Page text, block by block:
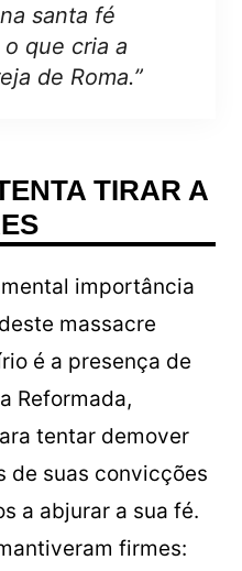
santa fé
que cria a
de Roma.”
TIRAR A
importância
massacre
é a presença de
Reformada,
tentar demover
de suas convicções
a abjurar a sua fé.
firmes: